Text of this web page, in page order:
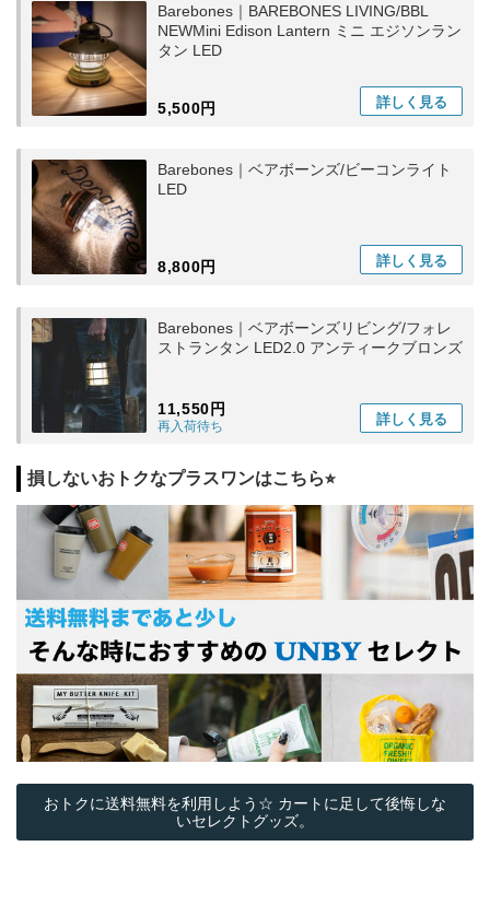
Barebones｜BAREBONES LIVING/BBL
NEWMini Edison Lantern ミニ エジソンラン
タン LED
5,500円 詳しく 見る
Barebones｜ベアボーンズ/ビーコンライト
LED
8,800円 詳しく 見る
Barebones｜ベアボーンズリビング/フォレ
ストランタン LED2.0 アンティークブロンズ
11,550円
再入荷待ち 詳しく 見る
損しないおトクなプラスワンはこちら⭐︎
おトクに送料無料を利用しよう☆ カートに足して後悔しな
いセレクトグッズ。